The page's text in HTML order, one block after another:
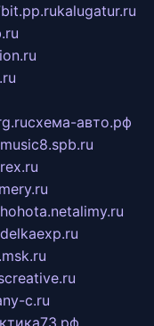
kalugatur.ru
схема-авто.рф
music8.spb.ru
hohota.netalimy.ru
c.ru